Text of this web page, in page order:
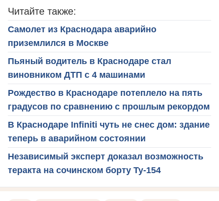
Читайте также:
Самолет из Краснодара аварийно
приземлился в Москве
Пьяный водитель в Краснодаре стал
виновником ДТП с 4 машинами
Рождество в Краснодаре потеплело на пять
градусов по сравнению с прошлым рекордом
В Краснодаре Infiniti чуть не снес дом: здание
теперь в аварийном состоянии
Независимый эксперт доказал возможность
теракта на сочинском борту Ту-154